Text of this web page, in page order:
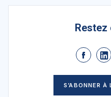
Restez
S’ABONNER